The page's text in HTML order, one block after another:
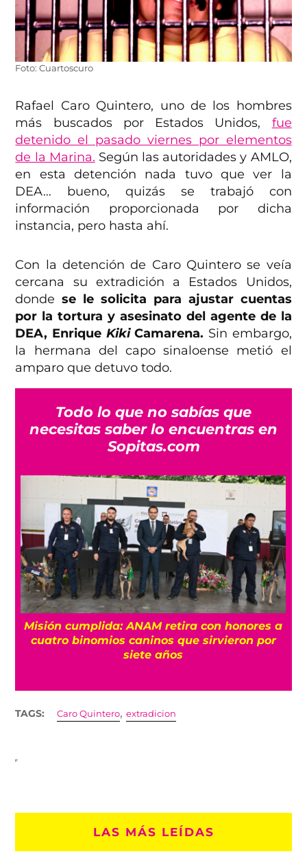
Foto: Cuartoscuro
Rafael Caro Quintero, uno de los hombres
más buscados por Estados Unidos, fue
detenido el pasado viernes por elementos
de la Marina. Según las autoridades y AMLO,
en esta detención nada tuvo que ver la
DEA… bueno, quizás se trabajó con
información proporcionada por dicha
instancia, pero hasta ahí.
Con la detención de Caro Quintero se veía
cercana su extradición a Estados Unidos,
donde se le solicita para ajustar cuentas
por la tortura y asesinato del agente de la
DEA, Enrique KikiCamarena. Sin embargo,
la hermana del capo sinaloense metió el
amparo que detuvo todo.
Todo lo que no sabías que
necesitas saber lo encuentras en
Sopitas.com
Misión cumplida: ANAM retira con honores a
cuatro binomios caninos que sirvieron por
siete años
TAGS: Caro Quintero,extradicion
LAS MÁS LEÍDAS